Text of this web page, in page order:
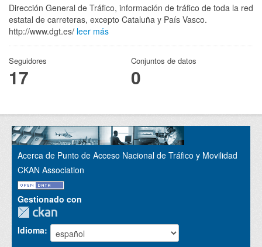
Dirección General de Tráfico, información de tráfico de toda la red
estatal de carreteras, excepto Cataluña y País Vasco.
http://www.dgt.es/ leer más
Seguidores
17
Conjuntos de datos
0
Acerca de Punto de Acceso Nacional de Tráfico y Movilidad
CKAN Association
Gestionado con
Idioma